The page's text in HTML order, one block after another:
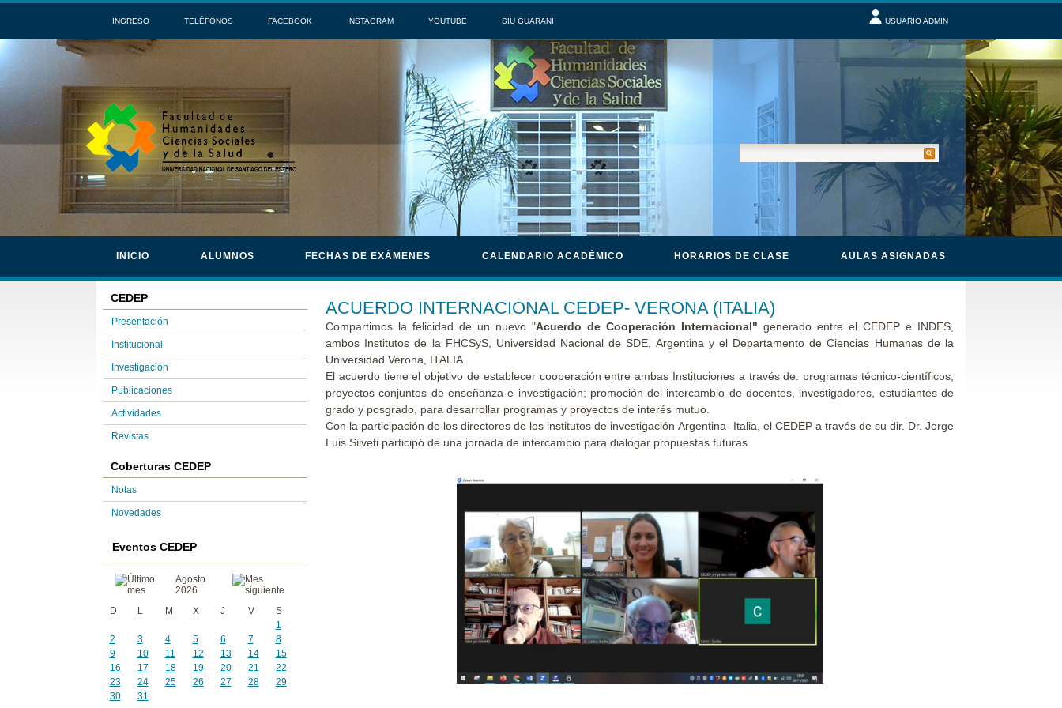
INGRESO TELÉFONOS FACEBOOK INSTAGRAM YOUTUBE SIU GUARANI USUARIO ADMIN
INICIO ALUMNOS FECHAS DE EXÁMENES CALENDARIO ACADÉMICO HORARIOS DE CLASE AULAS ASIGNADAS
CEDEP
Presentación
Institucional
Investigación
Publicaciones
Actividades
Revistas
Coberturas CEDEP
Notas
Novedades
Eventos CEDEP
Agosto
2026
D
L M X J V
S
1
2
3 4 5 6 7
8
9
10 11 12 13 14
15
16
17 18 19 20 21
22
23
24 25 26 27 28
29
30
31
ACUERDO INTERNACIONAL CEDEP- VERONA (ITALIA)
Compartimos la felicidad de un nuevo "Acuerdo de Cooperación Internacional" generado entre el CEDEP e INDES,
ambos Institutos de la FHCSyS, Universidad Nacional de SDE, Argentina y el Departamento de Ciencias Humanas de la
Universidad Verona, ITALIA.
El acuerdo tiene el objetivo de establecer cooperación entre ambas Instituciones a través de: programas técnico-científicos;
proyectos conjuntos de enseñanza e investigación; promoción del intercambio de docentes, investigadores, estudiantes de
grado y posgrado, para desarrollar programas y proyectos de interés mutuo.
Con la participación de los directores de los institutos de investigación Argentina- Italia, el CEDEP a través de su dir. Dr. Jorge
Luis Silveti participó de una jornada de intercambio para dialogar propuestas futuras